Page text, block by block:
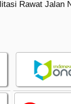
Rawat Jalan